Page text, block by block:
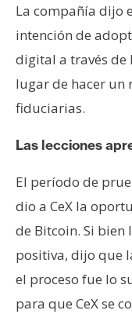
o
y
P
u
l
c
i
a
d
La compañía dijo
intención de
digital a través de
lugar de hacer un
fiduciarias.
Las lecciones
El período de
dio a CeX la
de Bitcoin. Si bien
positiva, dijo que
el proceso fue lo
para que CeX se